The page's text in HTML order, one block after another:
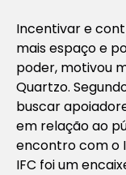
Incentivar e
mais espaço e
poder, motivou
Quartzo.
buscar
em relação ao
encontro com o
IFC foi um